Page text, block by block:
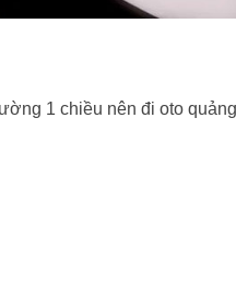
1 chiều nên đi oto quảng